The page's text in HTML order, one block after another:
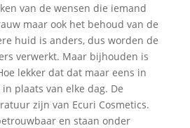
van de wensen die iemand
maar ook het behoud van de
huid is anders, dus worden de
verwerkt. Maar bijhouden is
lekker dat dat maar eens in
plaats van elke dag. De
zijn van Ecuri Cosmetics.
en staan onder